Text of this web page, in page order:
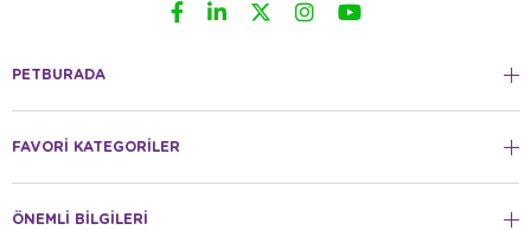
PETBURADA
FAVORİ KATEGORİLER
ÖNEMLİ BİLGİLERİ